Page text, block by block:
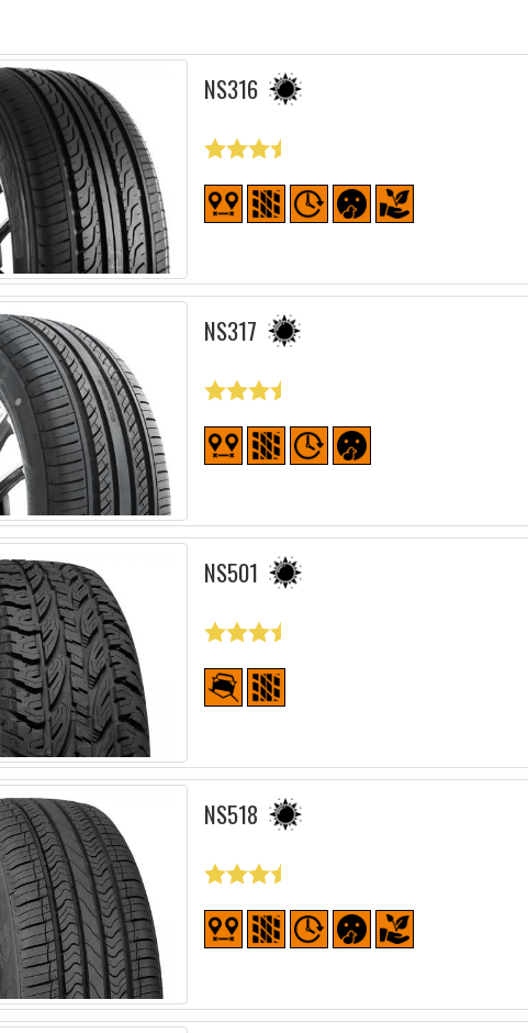
NS316
NS317
NS501
NS518